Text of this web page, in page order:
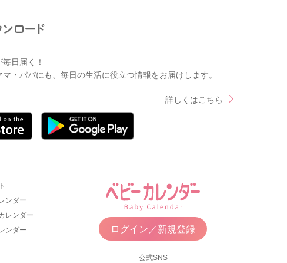
日届く！
・パパにも、毎日の生活に役立つ情報をお届けします。
詳しくはこちら
ンダー
レンダー
ンダー
ログイン／新規登録
公式SNS